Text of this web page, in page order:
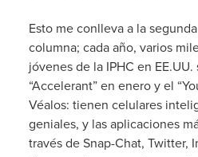
Esto me conlleva a la
columna; cada año, varios
jóvenes de la IPHC en
“Accelerant” en enero y el
Véalos: tienen celulares
geniales, y las aplicaciones
través de Snap-Chat, Twitter,